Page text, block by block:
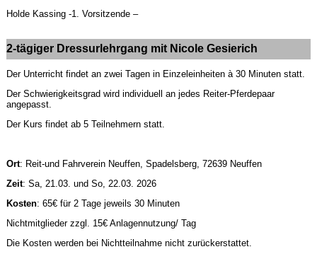
Holde Kassing -1. Vorsitzende –
2-tägiger Dressurlehrgang mit Nicole Gesierich
Der Unterricht findet an zwei Tagen in Einzeleinheiten à 30 Minuten statt.
Der Schwierigkeitsgrad wird individuell an jedes Reiter-Pferdepaar
angepasst.
Der Kurs findet ab 5 Teilnehmern statt.
Ort: Reit-und Fahrverein Neuffen, Spadelsberg, 72639 Neuffen
Zeit: Sa, 21.03. und So, 22.03. 2026
Kosten: 65€ für 2 Tage jeweils 30 Minuten
Nichtmitglieder zzgl. 15€ Anlagennutzung/ Tag
Die Kosten werden bei Nichtteilnahme nicht zurückerstattet.